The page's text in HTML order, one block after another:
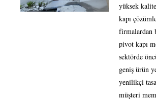
yüksek
kapı
firmalardan
pivot kapı
sektörde
geniş ürün
yenilikçi
müşteri